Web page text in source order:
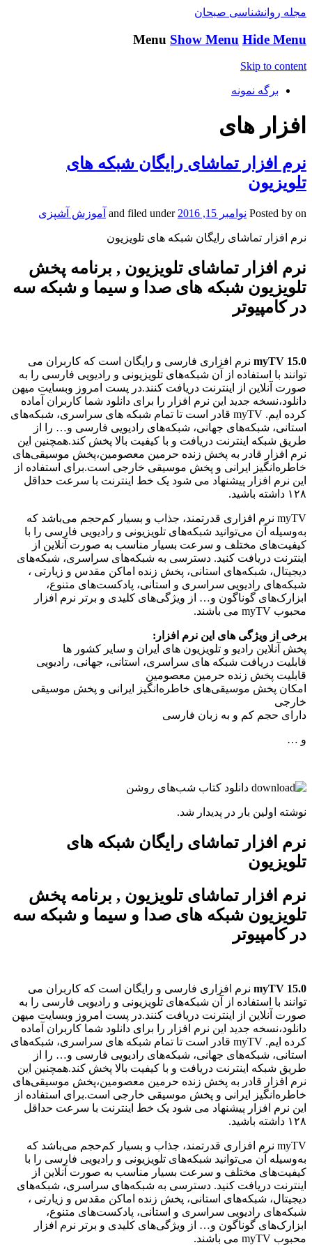
مجله روانشناسی صبحان
Menu Show Menu Hide Menu
Skip to content
برگه نمونه
افزار های
نرم افزار تماشای رایگان شبکه های
تلویزیون
Posted by on نوامبر 15, 2016 and filed under آموزش آشپزی
نرم افزار تماشای رایگان شبکه های تلویزیون
نرم افزار تماشای تلویزیون , برنامه پخش
تلویزیون شبکه های صدا و سیما و شبکه سه
در کامپیوتر
myTV 15.0 نرم افزاری فارسی و رایگان است که کاربران می
توانند با استفاده از آن شبکه‌های تلویزیونی و رادیویی فارسی را به
صورت آنلاین از اینترنت دریافت کنند.در پست امروز وبسایت میهن
دانلود،نسخه جدید این نرم افزار را برای دانلود شما کاربران آماده
کرده ایم.
myTV قادر است تا تمام شبکه های سراسری، شبکه‌های
استانی، شبکه‌های جهانی، شبکه‌های رادیویی فارسی و… را از
طریق شبکه اینترنت دریافت و با کیفیت بالا پخش کند.همچنین این
نرم افزار قادر به پخش زنده حرمین معصومین،پخش موسیقی‌های
خاطره‌انگیز ایرانی و پخش موسیقی خارجی است.برای استفاده از
این نرم افزار پیشنهاد می شود یک خط اینترنت با سرعت حداقل
۱۲۸ داشته باشید.
myTV نرم افزاری قدرتمند، جذاب و بسیار کم‌حجم می‌باشد که
به‌وسیله آن می‌توانید شبکه‌های تلویزیونی و رادیویی فارسی را با
کیفیت‌های مختلف و سرعت بسیار مناسب به صورت آنلاین از
اینترنت دریافت کنید. دسترسی به شبکه‌های سراسری، شبکه‌های
دیجیتال، شبکه‌های استانی، پخش زنده اماکن مقدس و زیارتی ،
شبکه‌های رادیویی سراسری و استانی، پادکست‌های متنوع،
ابزارک‌های گوناگون و… از ویژگی‌های کلیدی و برتر نرم افزار
محبوب myTV می باشند.
برخی از ویژگی های این نرم افزار:
پخش آنلاین رادیو و تلویزیون های ایران و سایر کشور ها
قابلیت دریافت شبکه های سراسری، استانی، جهانی، رادیویی
قابلیت پخش زنده حرمین معصومین
امکان پخش موسیقی‌های خاطره‌انگیز ایرانی و پخش موسیقی
خارجی
دارای حجم کم و به زبان فارسی
و …
نوشته اولین بار در پدیدار شد.
نرم افزار تماشای رایگان شبکه های
تلویزیون
نرم افزار تماشای تلویزیون , برنامه پخش
تلویزیون شبکه های صدا و سیما و شبکه سه
در کامپیوتر
myTV 15.0 نرم افزاری فارسی و رایگان است که کاربران می
توانند با استفاده از آن شبکه‌های تلویزیونی و رادیویی فارسی را به
صورت آنلاین از اینترنت دریافت کنند.در پست امروز وبسایت میهن
دانلود،نسخه جدید این نرم افزار را برای دانلود شما کاربران آماده
کرده ایم.
myTV قادر است تا تمام شبکه های سراسری، شبکه‌های
استانی، شبکه‌های جهانی، شبکه‌های رادیویی فارسی و… را از
طریق شبکه اینترنت دریافت و با کیفیت بالا پخش کند.همچنین این
نرم افزار قادر به پخش زنده حرمین معصومین،پخش موسیقی‌های
خاطره‌انگیز ایرانی و پخش موسیقی خارجی است.برای استفاده از
این نرم افزار پیشنهاد می شود یک خط اینترنت با سرعت حداقل
۱۲۸ داشته باشید.
myTV نرم افزاری قدرتمند، جذاب و بسیار کم‌حجم می‌باشد که
به‌وسیله آن می‌توانید شبکه‌های تلویزیونی و رادیویی فارسی را با
کیفیت‌های مختلف و سرعت بسیار مناسب به صورت آنلاین از
اینترنت دریافت کنید. دسترسی به شبکه‌های سراسری، شبکه‌های
دیجیتال، شبکه‌های استانی، پخش زنده اماکن مقدس و زیارتی ،
شبکه‌های رادیویی سراسری و استانی، پادکست‌های متنوع،
ابزارک‌های گوناگون و… از ویژگی‌های کلیدی و برتر نرم افزار
محبوب myTV می باشند.